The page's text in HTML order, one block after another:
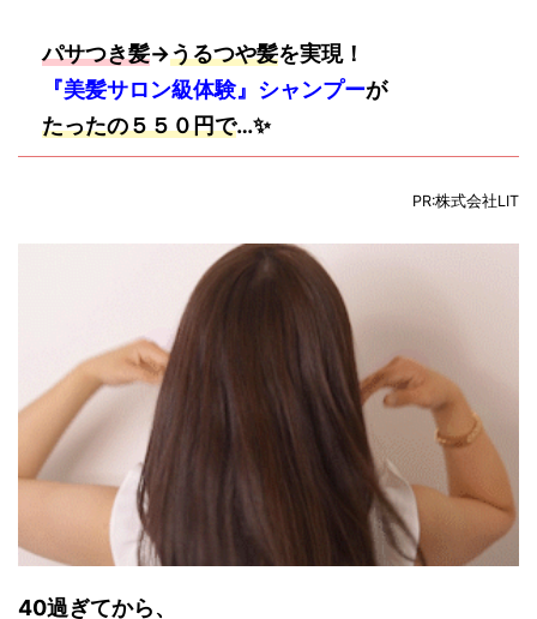
パサつき髪→うるつや髪を実現！
『美髪サロン級体験』シャンプーが
たったの５５０円で…✨
PR:株式会社LIT
40過ぎてから、